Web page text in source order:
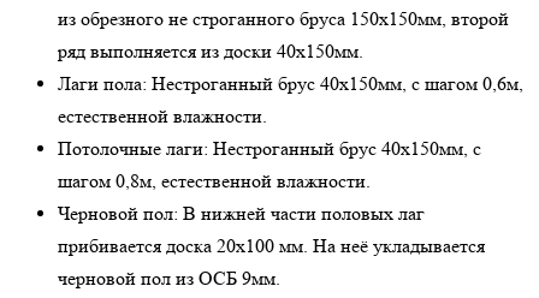
из обрезного не строганного бруса 150х150мм, второй
ряд выполняется из доски 40х150мм.
Лаги пола: Нестроганный брус 40х150мм, с шагом 0,6м,
естественной влажности.
Потолочные лаги: Нестроганный брус 40х150мм, с
шагом 0,8м, естественной влажности.
Черновой пол: В нижней части половых лаг
прибивается доска 20х100 мм. На неё укладывается
черновой пол из ОСБ 9мм.